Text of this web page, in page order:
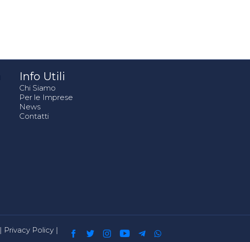
Info Utili
Chi Siamo
Per le Imprese
News
Contatti
| Privacy Policy |